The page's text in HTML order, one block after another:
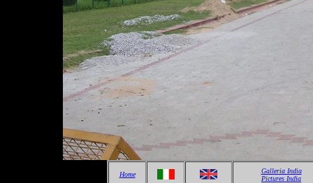
Home
Galleria India
Pictures India